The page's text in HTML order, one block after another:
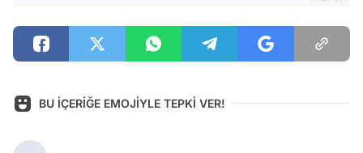
BU İÇERİĞE EMOJİYLE TEPKİ VER!